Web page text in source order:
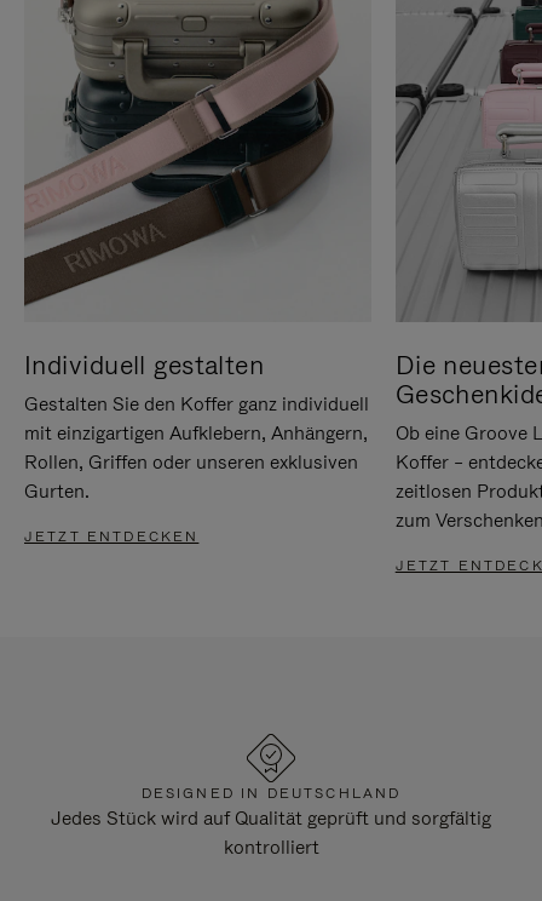
Individuell gestalten
Gestalten Sie den Koffer ganz individuell
mit einzigartigen Aufklebern, Anhängern,
Rollen, Griffen oder unseren exklusiven
Gurten.
JETZT ENTDECKEN
Die
Ob eine Groove
Koffer –
zeitlosen
zum
JETZT
DESIGNED IN DEUTSCHLAND
Jedes Stück wird auf Qualität geprüft und sorgfältig
kontrolliert